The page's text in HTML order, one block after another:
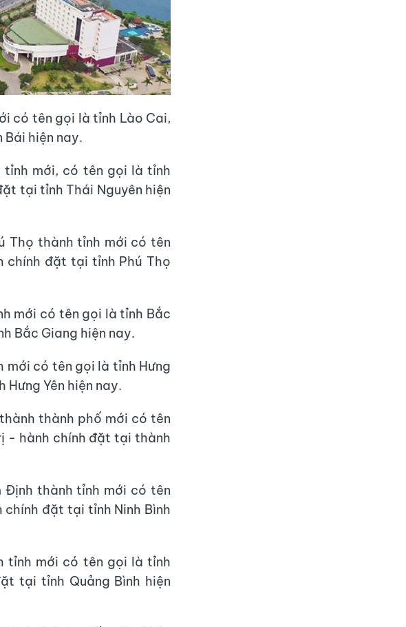
có tên gọi là tỉnh Lào Cai,
hiện nay.
tỉnh mới, có tên gọi là tỉnh
tại tỉnh Thái Nguyên hiện
Thọ thành tỉnh mới có tên
chính đặt tại tỉnh Phú Thọ
mới có tên gọi là tỉnh Bắc
Bắc Giang hiện nay.
mới có tên gọi là tỉnh Hưng
Yên hiện nay.
thành phố mới có tên
- hành chính đặt tại thành
Định thành tỉnh mới có tên
đặt tại tỉnh Ninh Bình
tỉnh mới có tên gọi là tỉnh
tại tỉnh Quảng Bình hiện